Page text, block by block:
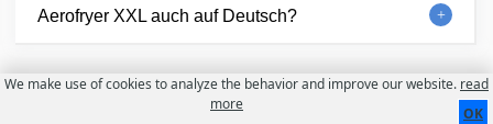
Aerofryer XXL auch auf Deutsch?
Nutzungsbedingungen
We make use of cookies to analyze the behavior and improve our website. read
more
OK